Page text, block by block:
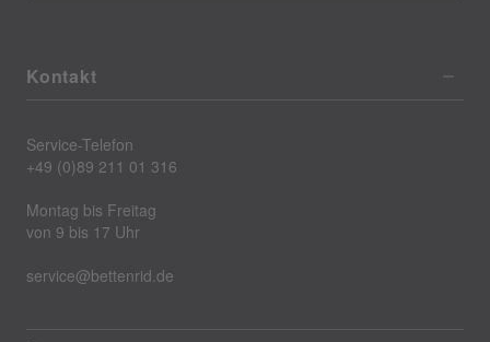
Kontakt
Service-Telefon
+49 (0)89 211 01 316
Montag bis Freitag
von 9 bis 17 Uhr
service@bettenrid.de